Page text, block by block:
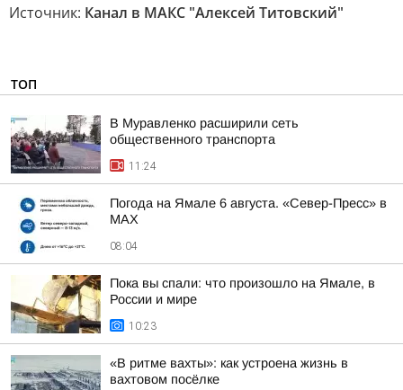
Источник: Канал в МАКС "Алексей Титовский"
ТОП
В Муравленко расширили сеть
общественного транспорта
11:24
Погода на Ямале 6 августа. «Север-Пресс» в
MAX
08:04
Пока вы спали: что произошло на Ямале, в
России и мире
10:23
«В ритме вахты»: как устроена жизнь в
вахтовом посёлке